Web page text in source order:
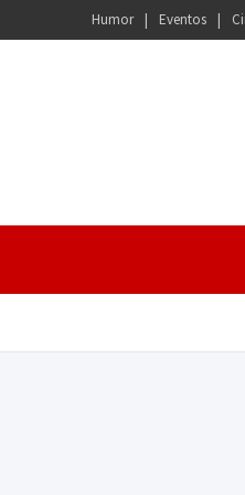
Humor Eventos